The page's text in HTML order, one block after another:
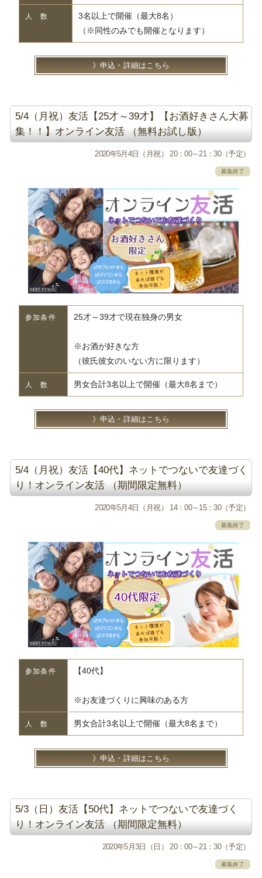
人 数
3名以上で開催（最大8名）
（※同性のみでも開催となります）
申込・詳細はこちら
5/4（月祝）友活【25才～39才】【お酒好きさん大募
集！！】オンライン友活 （無料お試し版）
2020年5月4日（月祝） 20：00～21：30（予定）
募集終了
参加条件 25才～39才で現在独身の男女
※お酒が好きな方
（彼氏彼女のいない方に限ります）
人 数 男女合計3名以上で開催（最大8名まで）
申込・詳細はこちら
5/4（月祝）友活【40代】ネットでつないで友達づく
り！オンライン友活 （期間限定無料）
2020年5月4日（月祝） 14：00～15：30（予定）
募集終了
参加条件 【40代】
※お友達づくりに興味のある方
人 数 男女合計3名以上で開催（最大8名まで）
申込・詳細はこちら
5/3（日）友活【50代】ネットでつないで友達づく
り！オンライン友活 （期間限定無料）
2020年5月3日（日） 20：00～21：30（予定）
募集終了